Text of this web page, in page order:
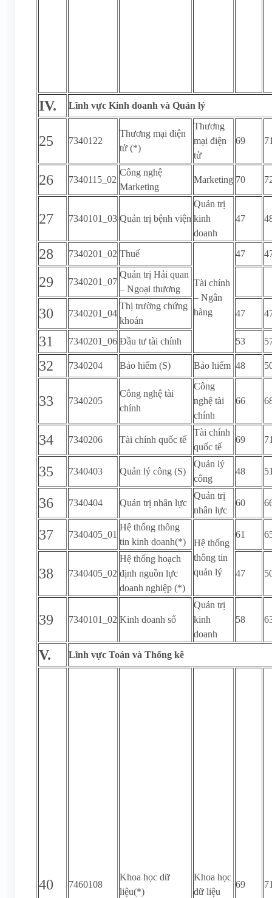
IV. Lĩnh vực Kinh doanh và Quản lý
25 7340122
Thương mại điện
tử (*)
Thương
mại điện
tử
69
26 7340115_02
Công nghệ
Marketing
Marketing 70
27 7340101_03 Quản trị bệnh viện
Quản trị
kinh
doanh
47
28 7340201_02 Thuế
Tài chính
– Ngân
hàng
47
29 7340201_07
Quản trị Hải quan
– Ngoại thương
30 7340201_04
Thị trường chứng
khoán
47
31 7340201_06 Đầu tư tài chính 53
32 7340204 Bảo hiểm (S) Bảo hiểm 48
33 7340205
Công nghệ tài
chính
Công
nghệ tài
chính
66
34 7340206 Tài chính quốc tế
Tài chính
quốc tế
69
35 7340403 Quản lý công (S)
Quản lý
công
48
36 7340404 Quản trị nhân lực
Quản trị
nhân lực
60
37 7340405_01
Hệ thống thông
tin kinh doanh(*)
Hệ thống
thông tin
quản lý
61
38 7340405_02
Hệ thống hoạch
định nguồn lực
doanh nghiệp (*)
47
39 7340101_02 Kinh doanh số
Quản trị
kinh
doanh
58
V. Lĩnh vực Toán và Thống kê
40 7460108
Khoa học dữ
liệu(*)
Khoa học
dữ liệu
69